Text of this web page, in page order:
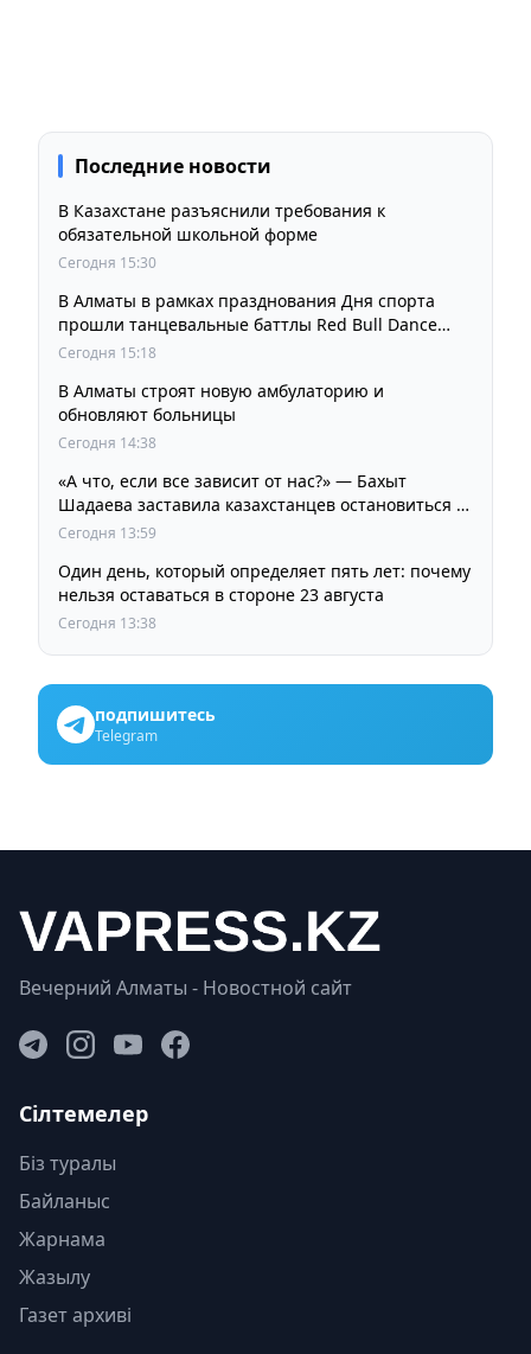
Последние новости
В Казахстане разъяснили требования к
обязательной школьной форме
Сегодня 15:30
В Алматы в рамках празднования Дня спорта
прошли танцевальные баттлы Red Bull Dance
Your Style
Сегодня 15:18
В Алматы строят новую амбулаторию и
обновляют больницы
Сегодня 14:38
«А что, если все зависит от нас?» — Бахыт
Шадаева заставила казахстанцев остановиться и
задуматься
Сегодня 13:59
Один день, который определяет пять лет: почему
нельзя оставаться в стороне 23 августа
Сегодня 13:38
подпишитесь
Telegram
Вечерний Алматы - Новостной сайт
Сілтемелер
Біз туралы
Байланыс
Жарнама
Жазылу
Газет архиві